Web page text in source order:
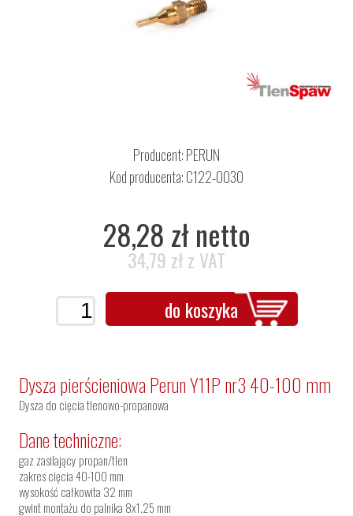
Producent:PERUN
Kod producenta: C122-0030
28,28 zł netto
34,79 zł z VAT
do koszyka
Dysza pierścieniowa Perun Y11P nr3 40-100 mm
Dysza do cięcia tlenowo-propanowa
Dane techniczne:
gaz zasilający propan/tlen
zakres cięcia 40-100 mm
wysokość całkowita 32 mm
gwint montażu do palnika 8x1,25 mm